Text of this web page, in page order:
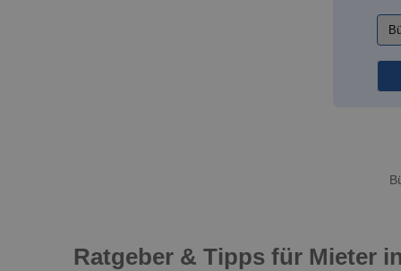
Ratgeber & Tipps für Mieter